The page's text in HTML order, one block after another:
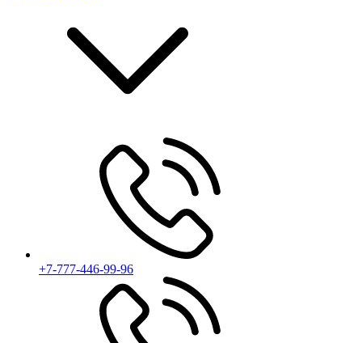
+7-777-446-99-96